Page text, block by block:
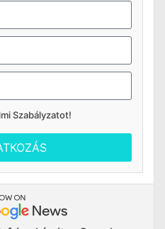
Szabályzatot!